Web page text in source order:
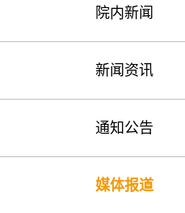
院内新闻
新闻资讯
通知公告
媒体报道